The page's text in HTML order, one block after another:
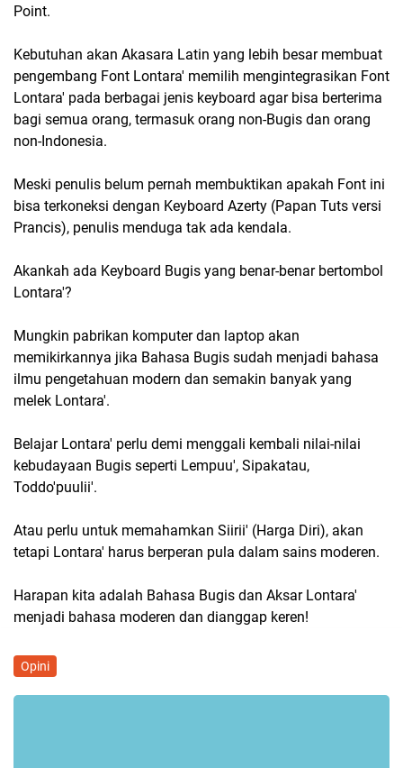
Point.
Kebutuhan akan Akasara Latin yang lebih besar membuat
pengembang Font Lontara' memilih mengintegrasikan Font
Lontara' pada berbagai jenis keyboard agar bisa berterima
bagi semua orang, termasuk orang non-Bugis dan orang
non-Indonesia.
Meski penulis belum pernah membuktikan apakah Font ini
bisa terkoneksi dengan Keyboard Azerty (Papan Tuts versi
Prancis), penulis menduga tak ada kendala.
Akankah ada Keyboard Bugis yang benar-benar bertombol
Lontara'?
Mungkin pabrikan komputer dan laptop akan
memikirkannya jika Bahasa Bugis sudah menjadi bahasa
ilmu pengetahuan modern dan semakin banyak yang
melek Lontara'.
Belajar Lontara' perlu demi menggali kembali nilai-nilai
kebudayaan Bugis seperti Lempuu', Sipakatau,
Toddo'puulii'.
Atau perlu untuk memahamkan Siirii' (Harga Diri), akan
tetapi Lontara' harus berperan pula dalam sains moderen.
Harapan kita adalah Bahasa Bugis dan Aksar Lontara'
menjadi bahasa moderen dan dianggap keren!
Opini